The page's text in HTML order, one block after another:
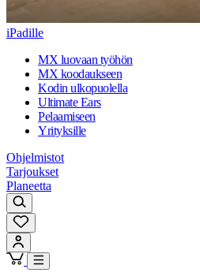
iPadille
MX luovaan työhön
MX koodaukseen
Kodin ulkopuolella
Ultimate Ears
Pelaamiseen
Yrityksille
Ohjelmistot
Tarjoukset
Planeetta